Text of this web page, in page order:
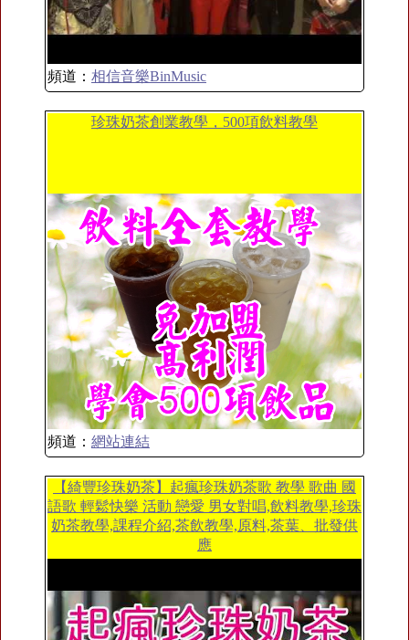
頻道： 相信音樂BinMusic
珍珠奶茶創業教學，500項飲料教學
頻道： 網站連結
【綺豐珍珠奶茶】起瘋珍珠奶茶歌 教學 歌曲 國
語歌 輕鬆快樂 活動 戀愛 男女對唱,飲料教學,珍珠
奶茶教學,課程介紹,茶飲教學,原料,茶葉、批發供
應